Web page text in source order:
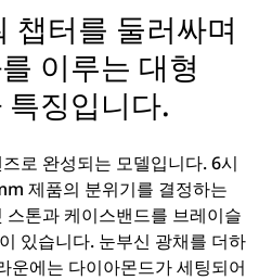
챕터를 둘러싸며
이루는 대형
징입니다.
로 완성되는 모델입니다. 6시
제품의 분위기를 결정하는
톤과 케이스밴드를 브레이슬
있습니다. 눈부신 광채를 더하
운에는 다이아몬드가 세팅되어